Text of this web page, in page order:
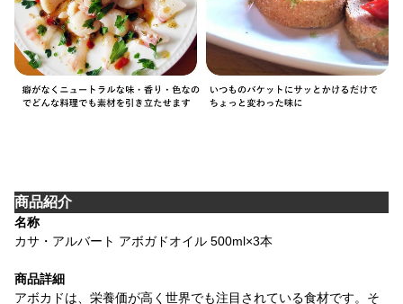
商品紹介
名称
カサ・アルバート アボガドオイル 500ml×3本
商品詳細
アボカドは、栄養価が高く世界でも注目されている食材です。そ